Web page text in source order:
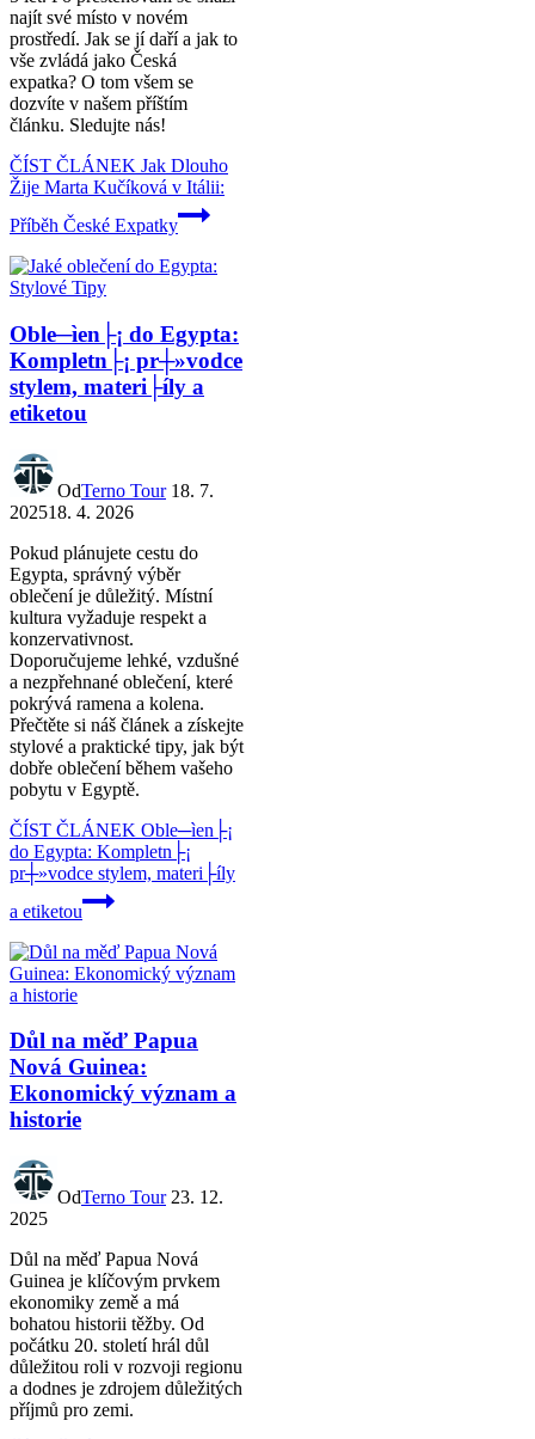
najít své místo v novém
prostředí. Jak se jí daří a jak to
vše zvládá jako Česká
expatka? O tom všem se
dozvíte v našem příštím
článku. Sledujte nás!
ČÍST ČLÁNEK Jak Dlouho
Žije Marta Kučíková v Itálii:
Příběh České Expatky
Oble─ìen├¡ do Egypta:
Kompletn├¡ pr┼»vodce
stylem, materi├íly a
etiketou
OdTerno Tour 18. 7.
202518. 4. 2026
Pokud plánujete cestu do
Egypta, správný výběr
oblečení je důležitý. Místní
kultura vyžaduje respekt a
konzervativnost.
Doporučujeme lehké, vzdušné
a nezpřehnané oblečení, které
pokrývá ramena a kolena.
Přečtěte si náš článek a získejte
stylové a praktické tipy, jak být
dobře oblečení během vašeho
pobytu v Egyptě.
ČÍST ČLÁNEK Oble─ìen├¡
do Egypta: Kompletn├¡
pr┼»vodce stylem, materi├íly
a etiketou
Důl na měď Papua
Nová Guinea:
Ekonomický význam a
historie
OdTerno Tour 23. 12.
2025
Důl na měď Papua Nová
Guinea je klíčovým prvkem
ekonomiky země a má
bohatou historii těžby. Od
počátku 20. století hrál důl
důležitou roli v rozvoji regionu
a dodnes je zdrojem důležitých
příjmů pro zemi.